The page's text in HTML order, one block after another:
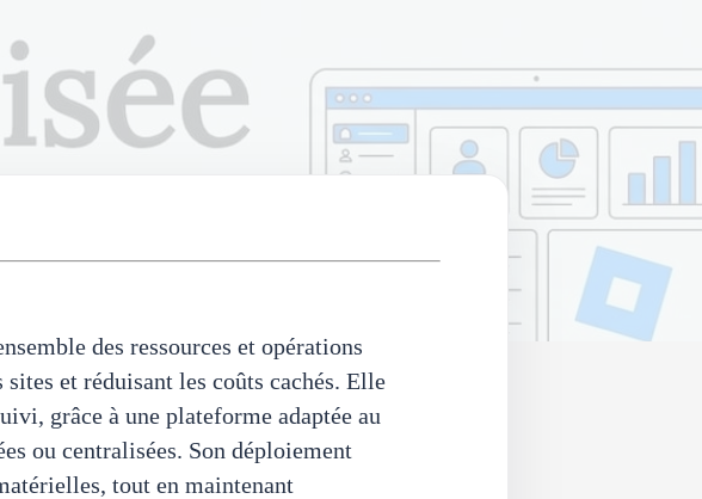
des ressources et opérations
et réduisant les coûts cachés. Elle
grâce à une plateforme adaptée au
ou centralisées. Son déploiement
tout en maintenant